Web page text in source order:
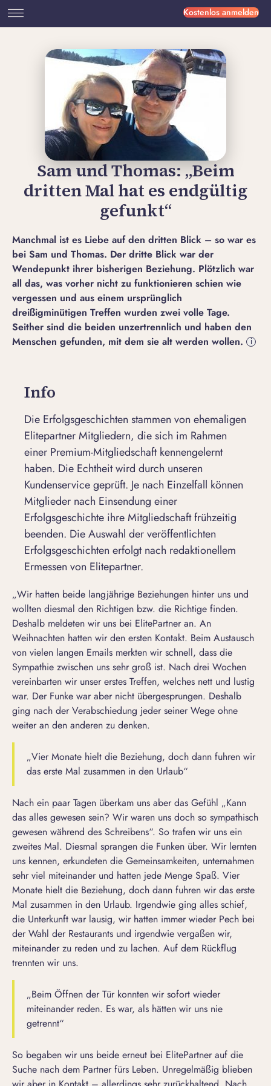
Kostenlos anmelden
Sam und Thomas: „Beim
dritten Mal hat es endgültig
gefunkt“
Manchmal ist es Liebe auf den dritten Blick – so war es
bei Sam und Thomas. Der dritte Blick war der
Wendepunkt ihrer bisherigen Beziehung. Plötzlich war
all das, was vorher nicht zu funktionieren schien wie
vergessen und aus einem ursprünglich
dreißigminütigen Treffen wurden zwei volle Tage.
Seither sind die beiden unzertrennlich und haben den
Menschen gefunden, mit dem sie alt werden wollen.
i
Info
Die Erfolgsgeschichten stammen von ehemaligen
Elitepartner Mitgliedern, die sich im Rahmen
einer Premium-Mitgliedschaft kennengelernt
haben. Die Echtheit wird durch unseren
Kundenservice geprüft. Je nach Einzelfall können
Mitglieder nach Einsendung einer
Erfolgsgeschichte ihre Mitgliedschaft frühzeitig
beenden. Die Auswahl der veröffentlichten
Erfolgsgeschichten erfolgt nach redaktionellem
Ermessen von Elitepartner.
„Wir hatten beide langjährige Beziehungen hinter uns und
wollten diesmal den Richtigen bzw. die Richtige finden.
Deshalb meldeten wir uns bei ElitePartner an. An
Weihnachten hatten wir den ersten Kontakt. Beim Austausch
von vielen langen Emails merkten wir schnell, dass die
Sympathie zwischen uns sehr groß ist. Nach drei Wochen
vereinbarten wir unser erstes Treffen, welches nett und lustig
war. Der Funke war aber nicht übergesprungen. Deshalb
ging nach der Verabschiedung jeder seiner Wege ohne
weiter an den anderen zu denken.
„Vier Monate hielt die Beziehung, doch dann fuhren wir
das erste Mal zusammen in den Urlaub“
Nach ein paar Tagen überkam uns aber das Gefühl „Kann
das alles gewesen sein? Wir waren uns doch so sympathisch
gewesen während des Schreibens“. So trafen wir uns ein
zweites Mal. Diesmal sprangen die Funken über. Wir lernten
uns kennen, erkundeten die Gemeinsamkeiten, unternahmen
sehr viel miteinander und hatten jede Menge Spaß. Vier
Monate hielt die Beziehung, doch dann fuhren wir das erste
Mal zusammen in den Urlaub. Irgendwie ging alles schief,
die Unterkunft war lausig, wir hatten immer wieder Pech bei
der Wahl der Restaurants und irgendwie vergaßen wir,
miteinander zu reden und zu lachen. Auf dem Rückflug
trennten wir uns.
„Beim Öffnen der Tür konnten wir sofort wieder
miteinander reden. Es war, als hätten wir uns nie
getrennt“
So begaben wir uns beide erneut bei ElitePartner auf die
Suche nach dem Partner fürs Leben. Unregelmäßig blieben